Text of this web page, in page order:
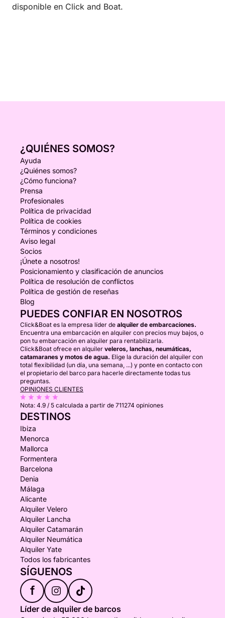
disponible en Click and Boat.
¿QUIÉNES SOMOS?
Ayuda
¿Quiénes somos?
¿Cómo funciona?
Prensa
Profesionales
Política de privacidad
Política de cookies
Términos y condiciones
Aviso legal
Socios
¡Únete a nosotros!
Posicionamiento y clasificación de anuncios
Política de resolución de conflictos
Política de gestión de reseñas
Blog
PUEDES CONFIAR EN NOSOTROS
Click&Boat es la empresa líder de alquiler de embarcaciones.
Encuentra una embarcación en alquiler con precios muy bajos, o
pon tu embarcación en alquiler para rentabilizarla.
Click&Boat ofrece en alquiler veleros, lanchas, neumáticas,
catamaranes y motos de agua. Elige la duración del alquiler con
total flexibilidad (un día, una semana, ...) y ponte en contacto con
el propietario del barco para hacerle directamente todas tus
preguntas.
OPINIONES CLIENTES
Nota: 4.9 / 5 calculada a partir de 711274 opiniones
DESTINOS
Ibiza
Menorca
Mallorca
Formentera
Barcelona
Denia
Málaga
Alicante
Alquiler Velero
Alquiler Lancha
Alquiler Catamarán
Alquiler Neumática
Alquiler Yate
Todos los fabricantes
SÍGUENOS
f
Líder de alquiler de barcos